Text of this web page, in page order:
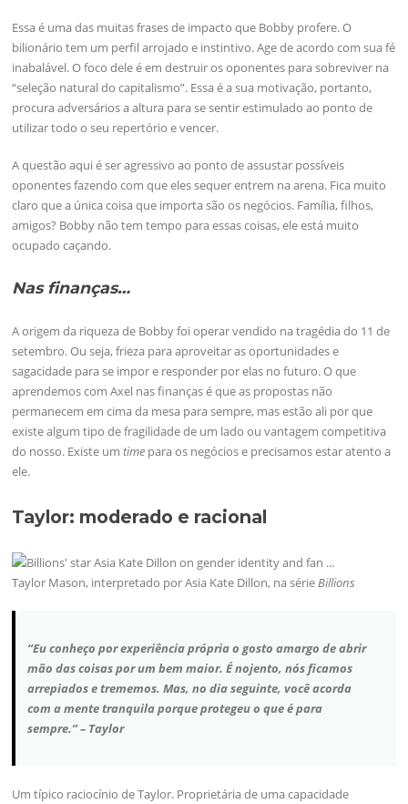
Essa é uma das muitas frases de impacto que Bobby profere. O
bilionário tem um perfil arrojado e instintivo. Age de acordo com sua fé
inabalável. O foco dele é em destruir os oponentes para sobreviver na
“seleção natural do capitalismo”. Essa é a sua motivação, portanto,
procura adversários a altura para se sentir estimulado ao ponto de
utilizar todo o seu repertório e vencer.
A questão aqui é ser agressivo ao ponto de assustar possíveis
oponentes fazendo com que eles sequer entrem na arena. Fica muito
claro que a única coisa que importa são os negócios. Família, filhos,
amigos? Bobby não tem tempo para essas coisas, ele está muito
ocupado caçando.
Nas finanças…
A origem da riqueza de Bobby foi operar vendido na tragédia do 11 de
setembro. Ou seja, frieza para aproveitar as oportunidades e
sagacidade para se impor e responder por elas no futuro. O que
aprendemos com Axel nas finanças é que as propostas não
permanecem em cima da mesa para sempre, mas estão ali por que
existe algum tipo de fragilidade de um lado ou vantagem competitiva
do nosso. Existe umtime para os negócios e precisamos estar atento a
ele.
Taylor: moderado e racional
Taylor Mason, interpretado por Asia Kate Dillon, na sérieBillions
“Eu conheço por experiência própria o gosto amargo de abrir
mão das coisas por um bem maior. É nojento, nós ficamos
arrepiados e trememos. Mas, no dia seguinte, você acorda
com a mente tranquila porque protegeu o que é para
sempre.” – Taylor
Um típico raciocínio de Taylor. Proprietária de uma capacidade